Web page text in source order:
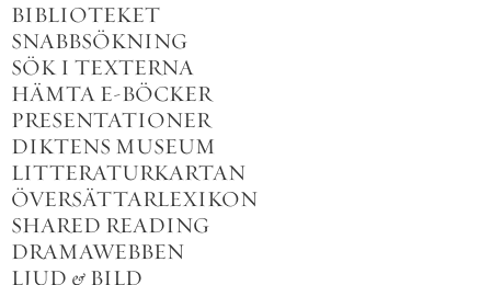
BIBLIOTEKET
SNABBSÖKNING
SÖK I TEXTERNA
HÄMTA E-BÖCKER
PRESENTATIONER
DIKTENS MUSEUM
LITTERATURKARTAN
ÖVERSÄTTARLEXIKON
SHARED READING
DRAMAWEBBEN
LJUD & BILD